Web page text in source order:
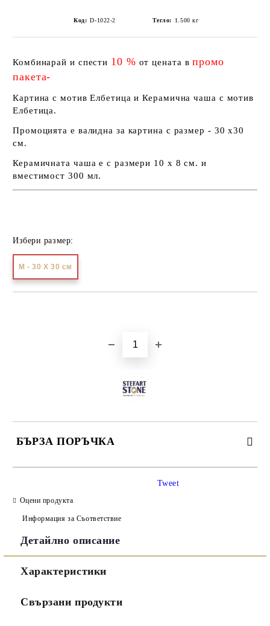
Код: D-1022-2 Тегло: 1.500 кг
Комбинарай и спести 10 % от цената в промо
пакета-
Картина с мотив Елбетица и Керамична чаша с мотив
Елбетица.
Промоцията е валидна за картина с размер - 30 х30
см.
Керамичната чаша е с размери 10 х 8 см. и
вместимост 300 мл.
Избери размер:
М - 30 Х 30 см
БЪРЗА ПОРЪЧКА
Ние ще се свържем с вас в рамките на работния ден.
Tweet
Оцени продукта
Информация за Съответствие
Детайлно описание
Характеристики
Свързани продукти